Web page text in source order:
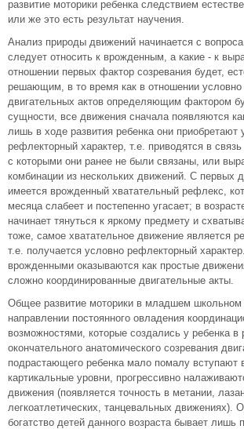
развитие моторики ребенка следствием
или же это есть результат научения.
Анализ природы движений начинается с
следует относить к врожденным, а какие - к
отношении первых фактор созревания будет,
решающим, в то время как в отношении
двигательных актов определяющим фактором
сущности, все движения сначала появляются
лишь в ходе развития ребенка они приобретают
рефлекторный характер, т.е. приводятся в
с которыми они ранее не были связаны, или
комбинации из нескольких движений. С первых
имеется врожденный хватательный рефлекс,
месяца слабеет и постепенно угасает; в
начинает тянуться к яркому предмету и
тоже, самое хватательное движение является
т.е. получается условно рефлекторный
врожденными оказываются как простые
сложно координированные двигательные акты.
Общее развитие моторики в младшем школьном
направлении постоянного овладения
возможностями, которые создались у ребенка в
окончательного анатомического созревания
подрастающего ребенка мало помалу вступают
картикальные уровни, прогрессивно
движения (появляется точность в метании,
легкоатлетических, танцевальных движениях).
богатство детей данного возраста бывает лишь